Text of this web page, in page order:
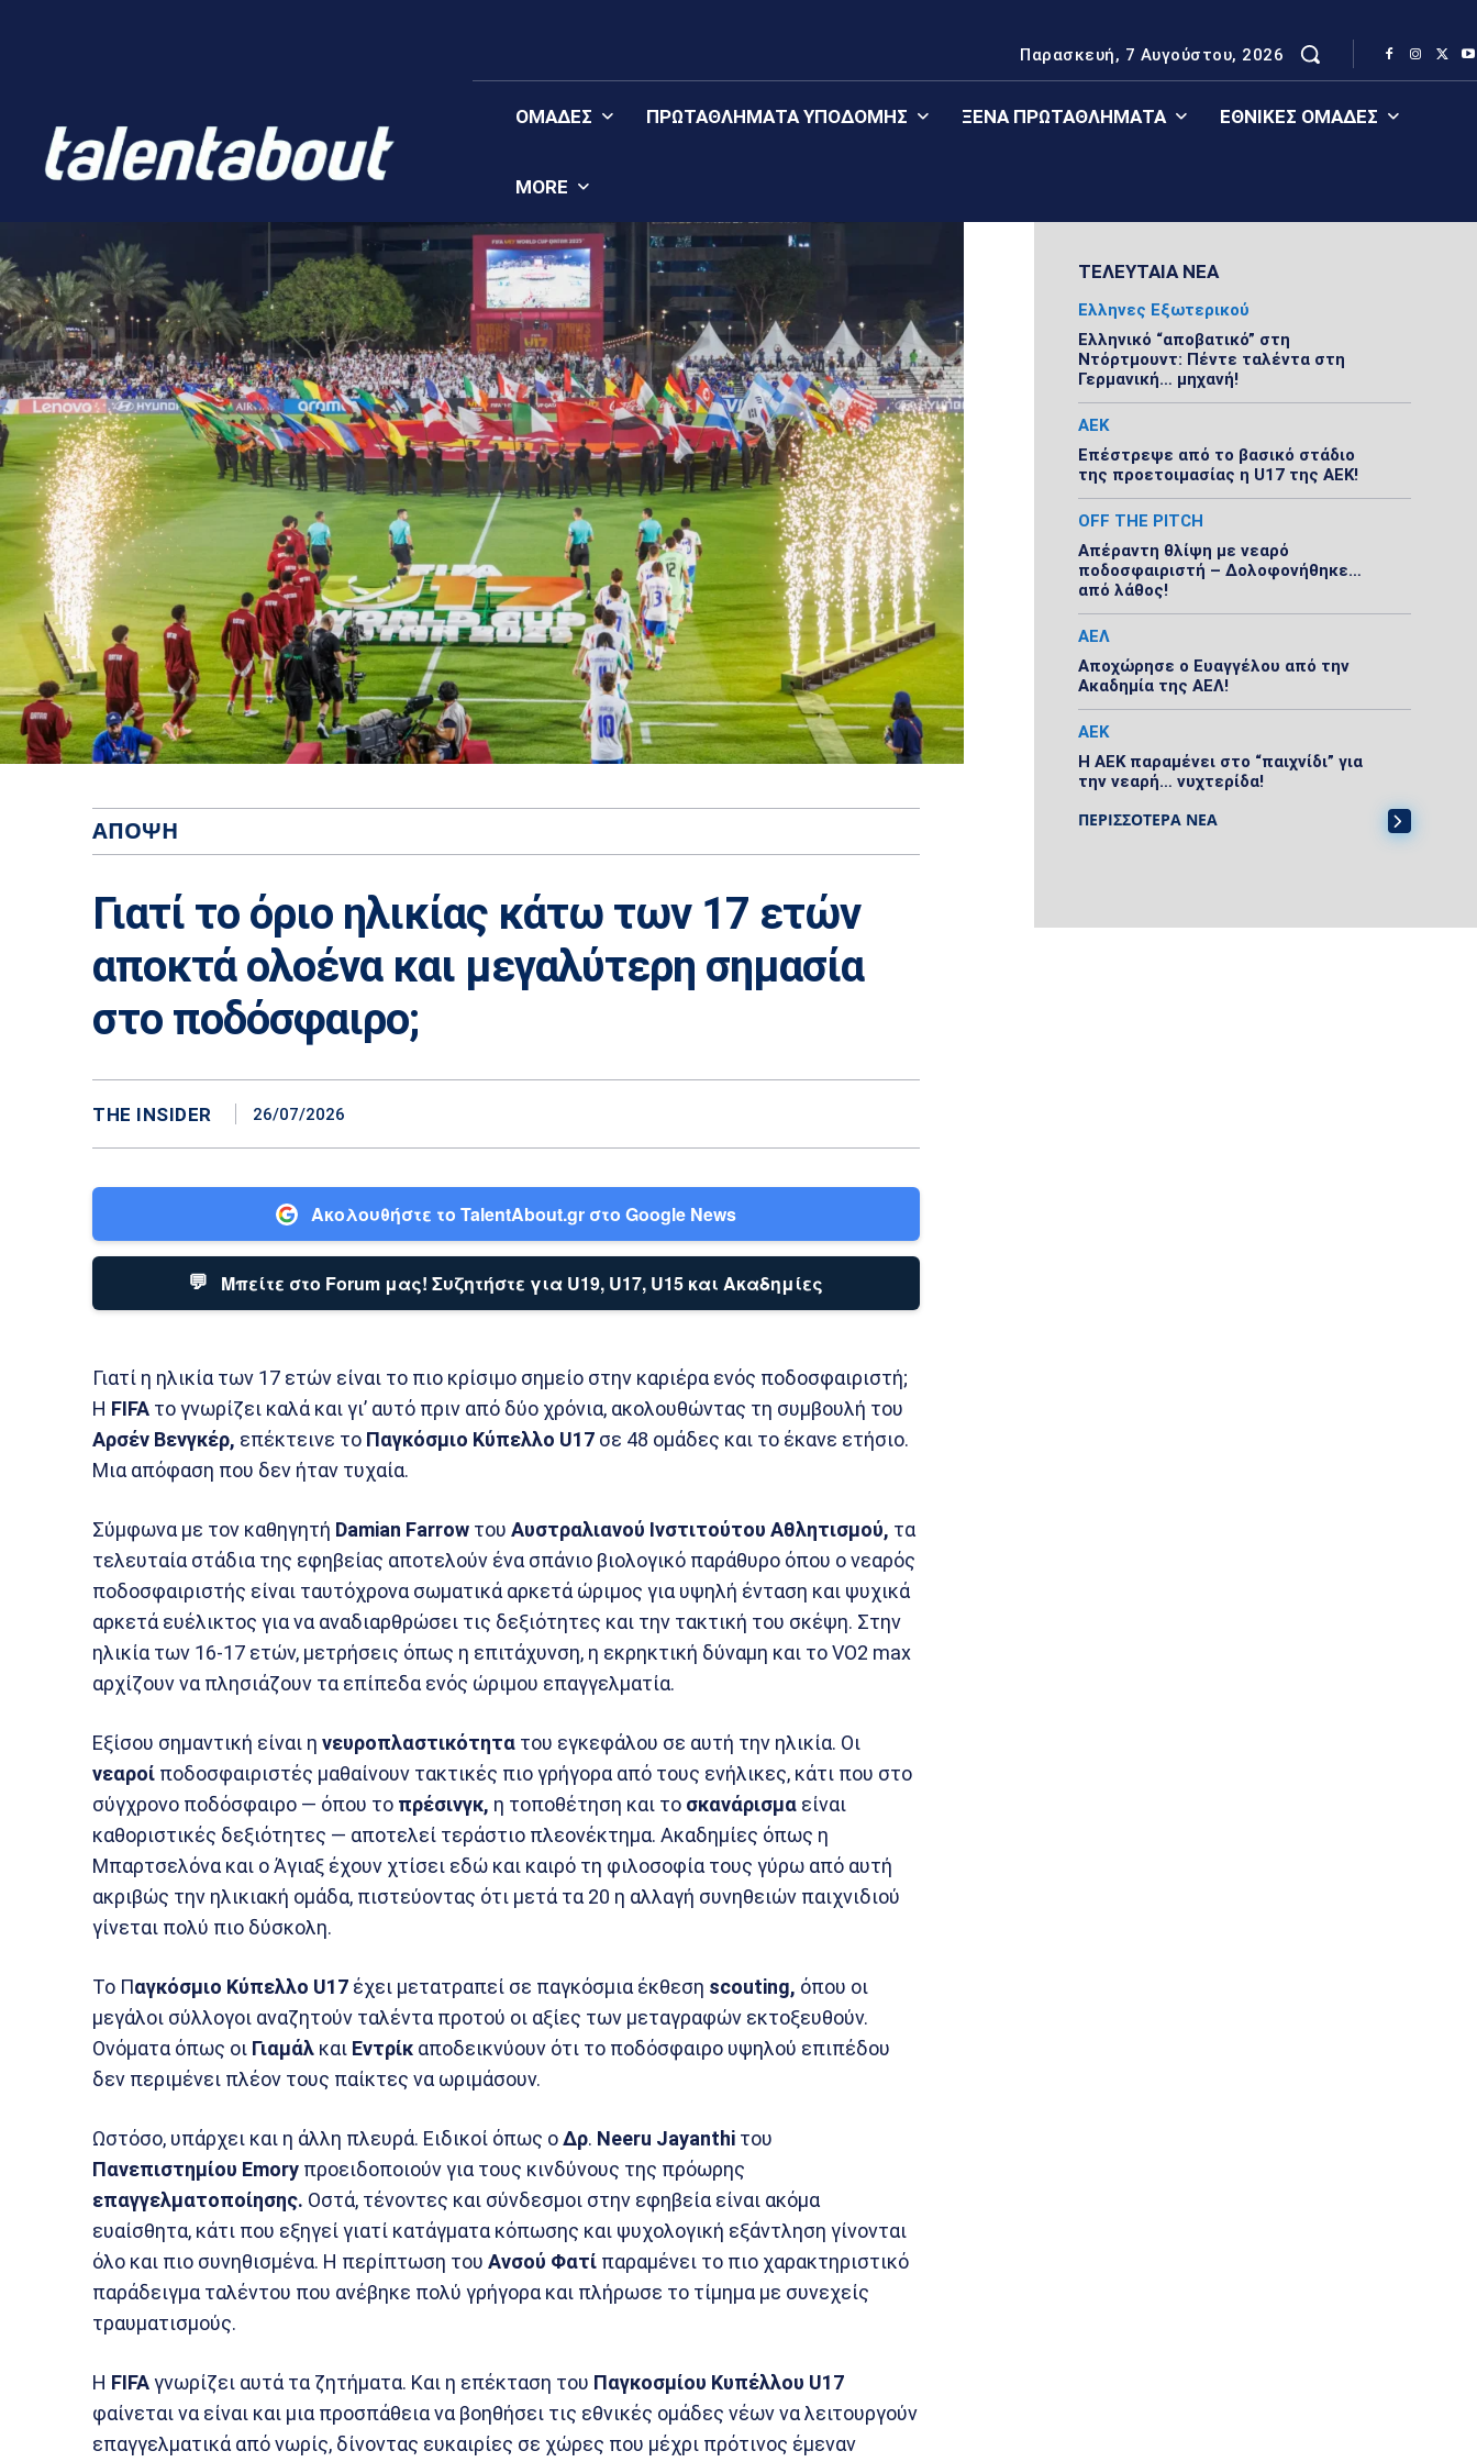
Παρασκευή, 7 Αυγούστου, 2026
ΟΜΆΔΕΣ ΠΡΩΤΑΘΛΉΜΑΤΑ YΠΟΔΟΜΉΣ ΞΈΝΑ ΠΡΩΤΑΘΛΉΜΑΤΑ ΕΘΝΙΚΈΣ ΟΜΆΔΕΣ
MORE
ΆΠΟΨΗ
Γιατί το όριο ηλικίας κάτω των 17 ετών
αποκτά ολοένα και μεγαλύτερη σημασία
στο ποδόσφαιρο;
THE INSIDER 26/07/2026
Ακολουθήστε το TalentAbout.gr στο Google News
💬 Μπείτε στο Forum μας! Συζητήστε για U19, U17, U15 και Ακαδημίες
Γιατί η ηλικία των 17 ετών είναι το πιο κρίσιμο σημείο στην καριέρα ενός ποδοσφαιριστή;
Η FIFA το γνωρίζει καλά και γι’ αυτό πριν από δύο χρόνια, ακολουθώντας τη συμβουλή του
Αρσέν Βενγκέρ, επέκτεινε το Παγκόσμιο Κύπελλο U17 σε 48 ομάδες και το έκανε ετήσιο.
Μια απόφαση που δεν ήταν τυχαία.
Σύμφωνα με τον καθηγητή Damian Farrow του Αυστραλιανού Ινστιτούτου Αθλητισμού, τα
τελευταία στάδια της εφηβείας αποτελούν ένα σπάνιο βιολογικό παράθυρο όπου ο νεαρός
ποδοσφαιριστής είναι ταυτόχρονα σωματικά αρκετά ώριμος για υψηλή ένταση και ψυχικά
αρκετά ευέλικτος για να αναδιαρθρώσει τις δεξιότητες και την τακτική του σκέψη. Στην
ηλικία των 16-17 ετών, μετρήσεις όπως η επιτάχυνση, η εκρηκτική δύναμη και το VO2 max
αρχίζουν να πλησιάζουν τα επίπεδα ενός ώριμου επαγγελματία.
Εξίσου σημαντική είναι η νευροπλαστικότητα του εγκεφάλου σε αυτή την ηλικία. Οι
νεαροί ποδοσφαιριστές μαθαίνουν τακτικές πιο γρήγορα από τους ενήλικες, κάτι που στο
σύγχρονο ποδόσφαιρο — όπου το πρέσινγκ, η τοποθέτηση και το σκανάρισμα είναι
καθοριστικές δεξιότητες — αποτελεί τεράστιο πλεονέκτημα. Ακαδημίες όπως η
Μπαρτσελόνα και ο Άγιαξ έχουν χτίσει εδώ και καιρό τη φιλοσοφία τους γύρω από αυτή
ακριβώς την ηλικιακή ομάδα, πιστεύοντας ότι μετά τα 20 η αλλαγή συνηθειών παιχνιδιού
γίνεται πολύ πιο δύσκολη.
Το Παγκόσμιο Κύπελλο U17 έχει μετατραπεί σε παγκόσμια έκθεση scouting, όπου οι
μεγάλοι σύλλογοι αναζητούν ταλέντα προτού οι αξίες των μεταγραφών εκτοξευθούν.
Ονόματα όπως οι Γιαμάλ και Εντρίκ αποδεικνύουν ότι το ποδόσφαιρο υψηλού επιπέδου
δεν περιμένει πλέον τους παίκτες να ωριμάσουν.
Ωστόσο, υπάρχει και η άλλη πλευρά. Ειδικοί όπως οΔρ. Neeru Jayanthi του
Πανεπιστημίου Emory προειδοποιούν για τους κινδύνους της πρόωρης
επαγγελματοποίησης. Οστά, τένοντες και σύνδεσμοι στην εφηβεία είναι ακόμα
ευαίσθητα, κάτι που εξηγεί γιατί κατάγματα κόπωσης και ψυχολογική εξάντληση γίνονται
όλο και πιο συνηθισμένα. Η περίπτωση του Ανσού Φατί παραμένει το πιο χαρακτηριστικό
παράδειγμα ταλέντου που ανέβηκε πολύ γρήγορα και πλήρωσε το τίμημα με συνεχείς
τραυματισμούς.
Η FIFAγνωρίζει αυτά τα ζητήματα. Και η επέκταση του Παγκοσμίου Κυπέλλου U17
φαίνεται να είναι και μια προσπάθεια να βοηθήσει τις εθνικές ομάδες νέων να λειτουργούν
επαγγελματικά από νωρίς, δίνοντας ευκαιρίες σε χώρες που μέχρι πρότινος έμεναν
ΤΕΛΕΥΤΑΙΑ ΝΕΑ
Ελληνες Εξωτερικού
Ελληνικό “αποβατικό” στη
Ντόρτμουντ: Πέντε ταλέντα στη
Γερμανική… μηχανή!
ΑΕΚ
Επέστρεψε από το βασικό στάδιο
της προετοιμασίας η U17 της ΑΕΚ!
OFF THE PITCH
Απέραντη θλίψη με νεαρό
ποδοσφαιριστή – Δολοφονήθηκε…
από λάθος!
ΑΕΛ
Αποχώρησε ο Ευαγγέλου από την
Ακαδημία της ΑΕΛ!
ΑΕΚ
Η ΑΕΚ παραμένει στο “παιχνίδι” για
την νεαρή… νυχτερίδα!
ΠΕΡΙΣΣΟΤΕΡΑ ΝΕΑ